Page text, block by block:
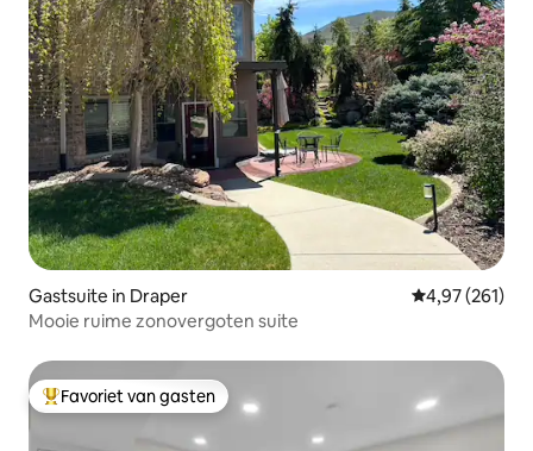
Gastsuite in Draper Gemiddelde
4,97 (261)
Mooie ruime zonovergoten suite
Topfavoriet van gasten
Favoriet van gasten